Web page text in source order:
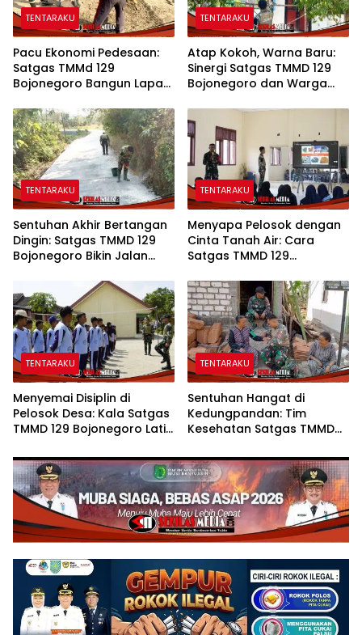
TENTARAKU
Pacu Ekonomi Pedesaan:
Satgas TMMd 129
Bojonegoro Bangun Lapak
TENTARAKU
Atap Kokoh, Warna Baru:
Sinergi Satgas TMMD 129
Bojonegoro dan Warga
Rumah Belajar Nyaman
TENTARAKU
Sentuhan Akhir Bertangan
Dingin: Satgas TMMD 129
Bojonegoro Bikin Jalan
TENTARAKU
Menyapa Pelosok dengan
Cinta Tanah Air: Cara
Satgas TMMD 129
Pemimpin Masa Depan
TENTARAKU
Menyemai Disiplin di
Pelosok Desa: Kala Satgas
TMMD 129 Bojonegoro Latih
Atap Kesongo
TENTARAKU
Sentuhan Hangat di
Kedungpandan: Tim
Kesehatan Satgas TMMD
Tanpa Batas, Menjaga
Kesehatan Warga